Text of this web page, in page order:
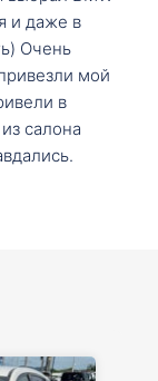
и даже в
Очень
мой
в
салона